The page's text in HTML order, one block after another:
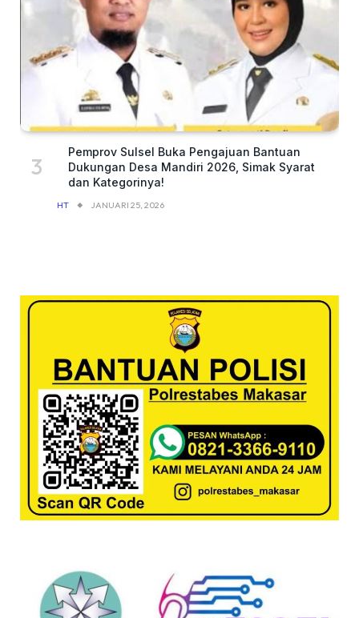
Pemprov Sulsel Buka Pengajuan Bantuan
Dukungan Desa Mandiri 2026, Simak Syarat
dan Kategorinya!
HT JANUARI 25, 2026